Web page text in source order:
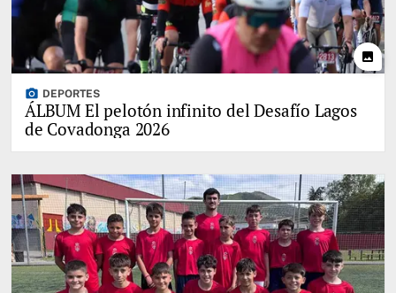
photo
photo_camera DEPORTES
ÁLBUM El pelotón infinito del Desafío Lagos
de Covadonga 2026